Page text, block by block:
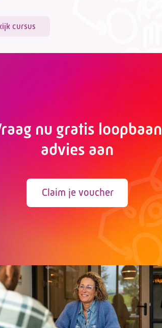
cursus
nu gratis loopbaan
advies aan
Claim je voucher